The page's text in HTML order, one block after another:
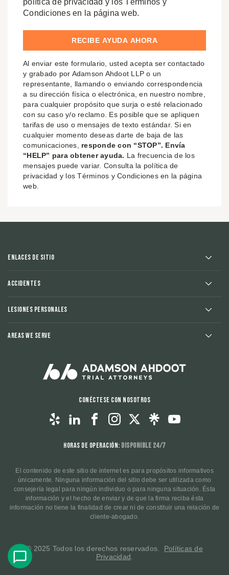
política de privacidad y los Términos y
Condiciones en la página web.
Al enviar este formulario, usted acepta ser contactado
y grabado por Adamson Ahdoot LLP o un
representante, llamando o enviando correspondencia
a su dirección física o electrónica, en nuestro nombre,
para cualquier propósito que surja o esté relacionado
con su caso y/o reclamo. Es posible que se apliquen
tarifas de uso o mensajes de texto estándar. Si en
cualquier momento deseas darte de baja de las
comunicaciones, responde con “STOP”. Envía
“HELP” para obtener ayuda. La frecuencia de los
mensajes puede variar. Consulta la política de
privacidad y los Términos y Condiciones en la página
web.
Enlaces de sitio
Accidentes
Lesiones Personales
Areas We Serve
Conéctese con nosotros
Horas de operación: Disponible 24/7
El contenido de este sitio de internet es para propósitos informativos
únicamente. Ninguna información del sitio debe ser utilizada como
consejería legal para ningún individuo o para ninguna situación. Ésta
información y el hecho de enviar y de que la firma reciba ésta
información no tiene la finalidad de crear ni de constituir una relación de
cliente-abogado.
© 2025 Todos los derechos reservados. Políticas de
Privacidad